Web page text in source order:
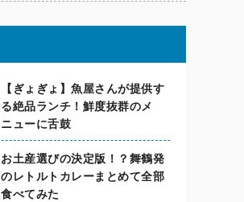
【ぎょぎょ】魚屋さんが提供す
る絶品ランチ！鮮度抜群のメ
ニューに舌鼓
お土産選びの決定版！？舞鶴発
のレトルトカレーまとめて全部
食べてみた